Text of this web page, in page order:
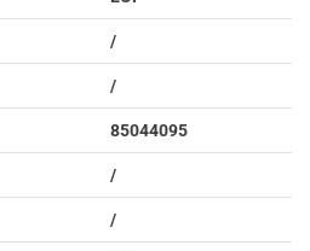
/
/
85044095
/
/